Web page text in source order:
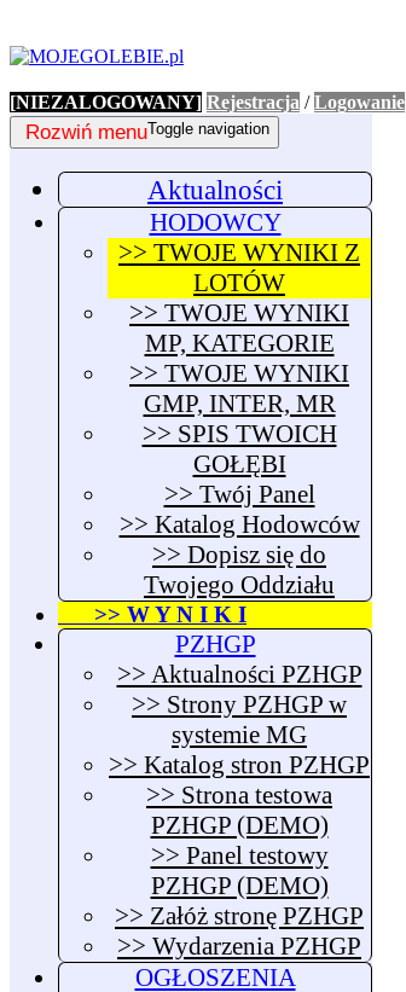
[NIEZALOGOWANY] Rejestracja /Logowanie
Toggle navigation
Rozwiń menu
Aktualności
HODOWCY
>> TWOJE WYNIKI Z
LOTÓW
>> TWOJE WYNIKI
MP, KATEGORIE
>> TWOJE WYNIKI
GMP, INTER, MR
>> SPIS TWOICH
GOŁĘBI
>> Twój Panel
>> Katalog Hodowców
>> Dopisz się do
Twojego Oddziału
>> W Y N I K I
PZHGP
>> Aktualności PZHGP
>> Strony PZHGP w
systemie MG
>> Katalog stron PZHGP
>> Strona testowa
PZHGP (DEMO)
>> Panel testowy
PZHGP (DEMO)
>> Załóż stronę PZHGP
>> Wydarzenia PZHGP
OGŁOSZENIA